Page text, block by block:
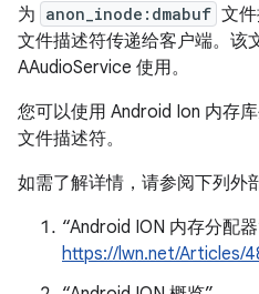
为 anon_inode:dmabuf 文
文件描述符传递给客户端。该
AAudioService 使用。
您可以使用 Android Ion 内存
文件描述符。
如需了解详情，请参阅下列外
“Android ION 内存分配
https://lwn.net/Articles/